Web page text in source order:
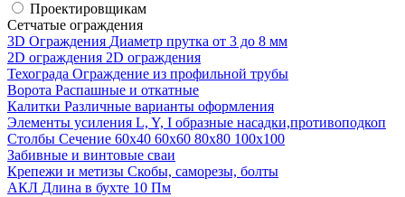
Проектировщикам
Cетчатые ограждения
3D Ограждения Диаметр прутка от 3 до 8 мм
2D ограждения 2D ограждения
Техограда Ограждение из профильной трубы
Ворота Распашные и откатные
Калитки Различные варианты оформления
Элементы усиления L, Y, I образные насадки,противоподкоп
Столбы Сечение 60х40 60х60 80х80 100х100
Забивные и винтовые сваи
Крепежи и метизы Скобы, саморезы, болты
АКЛ Длина в бухте 10 Пм